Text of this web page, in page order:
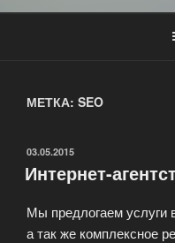
МЕТКА: SEO
ОПУБЛИКОВАНО
03.05.2015
Интернет-
Мы предлогаем услуги
а так же комплексное